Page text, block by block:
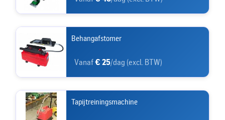
Behangafstomer
Vanaf€ 25/dag (excl. BTW)
Tapijtreiningsmachine